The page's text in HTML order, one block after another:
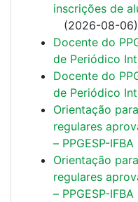
inscrições de
(2026-08-06)
Docente do
de Periódico
Docente do
de Periódico
Orientação
regulares
– PPGESP-IFBA
Orientação
regulares
– PPGESP-IFBA